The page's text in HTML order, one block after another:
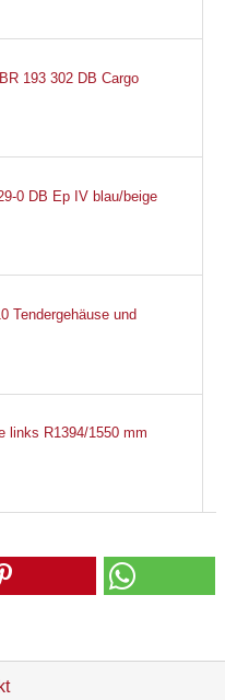
193 302 DB Cargo
0 DB Ep IV blau/beige
Tendergehäuse und
links R1394/1550 mm